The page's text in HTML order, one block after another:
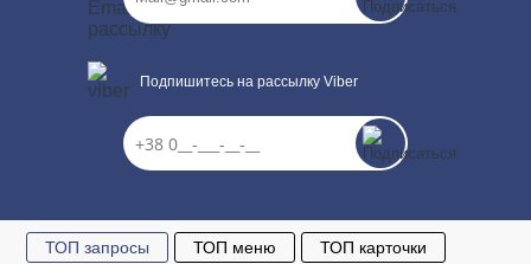
Подпишитесь на рассылку Viber
ТОП запросы ТОП меню
ТОП карточки